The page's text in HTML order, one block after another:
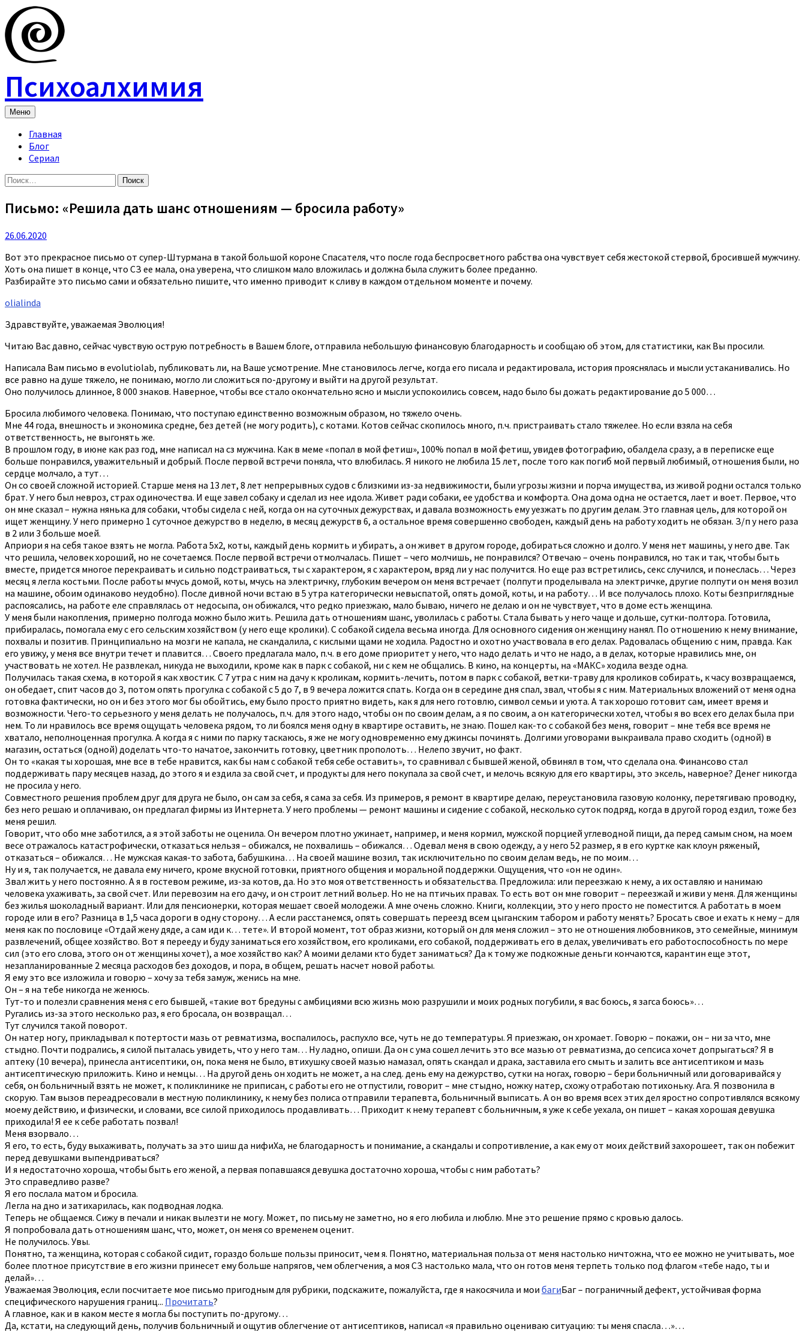
Skip
to
content
Психоалхимия
Меню
Главная
Блог
Сериал
Найти:
Письмо: «Решила дать шанс отношениям — бросила работу»
26.06.2020
Вот это прекрасное письмо от супер-Штурмана в такой большой короне Спасателя, что после года беспросветного рабства она чувствует себя жестокой стервой, бросившей мужчину.
Хоть она пишет в конце, что СЗ ее мала, она уверена, что слишком мало вложилась и должна была служить более преданно.
Разбирайте это письмо сами и обязательно пишите, что именно приводит к сливу в каждом отдельном моменте и почему.
olialinda
Здравствуйте, уважаемая Эволюция!
Читаю Вас давно, сейчас чувствую острую потребность в Вашем блоге, отправила небольшую финансовую благодарность и сообщаю об этом, для статистики, как Вы просили.
Написала Вам письмо в evolutiolab, публиковать ли, на Ваше усмотрение. Мне становилось легче, когда его писала и редактировала, история прояснялась и мысли устаканивались. Но
все равно на душе тяжело, не понимаю, могло ли сложиться по-другому и выйти на другой результат.
Оно получилось длинное, 8 000 знаков. Наверное, чтобы все стало окончательно ясно и мысли успокоились совсем, надо было бы дожать редактирование до 5 000…
Бросила любимого человека. Понимаю, что поступаю единственно возможным образом, но тяжело очень.
Мне 44 года, внешность и экономика средне, без детей (не могу родить), с котами. Котов сейчас скопилось много, п.ч. пристраивать стало тяжелее. Но если взяла на себя
ответственность, не выгонять же.
В прошлом году, в июне как раз год, мне написал на сз мужчина. Как в меме «попал в мой фетиш», 100% попал в мой фетиш, увидев фотографию, обалдела сразу, а в переписке еще
больше понравился, уважительный и добрый. После первой встречи поняла, что влюбилась. Я никого не любила 15 лет, после того как погиб мой первый любимый, отношения были, но
сердце молчало, а тут…
Он со своей сложной историей. Старше меня на 13 лет, 8 лет непрерывных судов с близкими из-за недвижимости, были угрозы жизни и порча имущества, из живой родни остался только
брат. У него был невроз, страх одиночества. И еще завел собаку и сделал из нее идола. Живет ради собаки, ее удобства и комфорта. Она дома одна не остается, лает и воет. Первое, что
он мне сказал – нужна нянька для собаки, чтобы сидела с ней, когда он на суточных дежурствах, и давала возможность ему уезжать по другим делам. Это главная цель, для которой он
ищет женщину. У него примерно 1 суточное дежурство в неделю, в месяц дежурств 6, а остальное время совершенно свободен, каждый день на работу ходить не обязан. З/п у него раза
в 2 или 3 больше моей.
Априори я на себя такое взять не могла. Работа 5х2, коты, каждый день кормить и убирать, а он живет в другом городе, добираться сложно и долго. У меня нет машины, у него две. Так
что решила, человек хороший, но не сочетаемся. После первой встречи отмолчалась. Пишет – чего молчишь, не понравился? Отвечаю – очень понравился, но так и так, чтобы быть
вместе, придется многое перекраивать и сильно подстраиваться, ты с характером, я с характером, вряд ли у нас получится. Но еще раз встретились, секс случился, и понеслась… Через
месяц я легла костьми. После работы мчусь домой, коты, мчусь на электричку, глубоким вечером он меня встречает (полпути проделывала на электричке, другие полпути он меня возил
на машине, обоим одинаково неудобно). После дивной ночи встаю в 5 утра категорически невыспатой, опять домой, коты, и на работу… И все получалось плохо. Коты безприглядные
распоясались, на работе еле справлялась от недосыпа, он обижался, что редко приезжаю, мало бываю, ничего не делаю и он не чувствует, что в доме есть женщина.
У меня были накопления, примерно полгода можно было жить. Решила дать отношениям шанс, уволилась с работы. Стала бывать у него чаще и дольше, сутки-полтора. Готовила,
прибиралась, помогала ему с его сельским хозяйством (у него еще кролики). С собакой сидела весьма иногда. Для основного сидения он женщину нанял. По отношению к нему внимание,
похвалы и позитив. Принципиально на мозги не капала, не скандалила, с кислыми щами не ходила. Радостно и охотно участвовала в его делах. Радовалась общению с ним, правда. Как
его увижу, у меня все внутри течет и плавится… Своего предлагала мало, п.ч. в его доме приоритет у него, что надо делать и что не надо, а в делах, которые нравились мне, он
участвовать не хотел. Не развлекал, никуда не выходили, кроме как в парк с собакой, ни с кем не общались. В кино, на концерты, на «МАКС» ходила везде одна.
Получилась такая схема, в которой я как хвостик. С 7 утра с ним на дачу к кроликам, кормить-лечить, потом в парк с собакой, ветки-траву для кроликов собирать, к часу возвращаемся,
он обедает, спит часов до 3, потом опять прогулка с собакой с 5 до 7, в 9 вечера ложится спать. Когда он в середине дня спал, звал, чтобы я с ним. Материальных вложений от меня одна
готовка фактически, но он и без этого мог бы обойтись, ему было просто приятно видеть, как я для него готовлю, символ семьи и уюта. А так хорошо готовит сам, имеет время и
возможности. Чего-то серьезного у меня делать не получалось, п.ч. для этого надо, чтобы он по своим делам, а я по своим, а он категорически хотел, чтобы я во всех его делах была при
нем. То ли нравилось все время ощущать человека рядом, то ли боялся меня одну в квартире оставить, не знаю. Пошел как-то с собакой без меня, говорит – мне тебя все время не
хватало, неполноценная прогулка. А когда я с ними по парку таскаюсь, я же не могу одновременно ему джинсы починять. Долгими уговорами выкраивала право сходить (одной) в
магазин, остаться (одной) доделать что-то начатое, закончить готовку, цветник прополоть… Нелепо звучит, но факт.
Он то «какая ты хорошая, мне все в тебе нравится, как бы нам с собакой тебя себе оставить», то сравнивал с бывшей женой, обвинял в том, что сделала она. Финансово стал
поддерживать пару месяцев назад, до этого я и ездила за свой счет, и продукты для него покупала за свой счет, и мелочь всякую для его квартиры, это эксель, наверное? Денег никогда
не просила у него.
Совместного решения проблем друг для друга не было, он сам за себя, я сама за себя. Из примеров, я ремонт в квартире делаю, переустановила газовую колонку, перетягиваю проводку,
без него решаю и оплачиваю, он предлагал фирмы из Интернета. У него проблемы — ремонт машины и сидение с собакой, несколько суток подряд, когда в другой город ездил, тоже без
меня решил.
Говорит, что обо мне заботился, а я этой заботы не оценила. Он вечером плотно ужинает, например, и меня кормил, мужской порцией углеводной пищи, да перед самым сном, на моем
весе отражалось катастрофически, отказаться нельзя – обижался, не похвалишь – обижался… Одевал меня в свою одежду, а у него 52 размер, я в его куртке как клоун ряженый,
отказаться – обижался… Не мужская какая-то забота, бабушкина… На своей машине возил, так исключительно по своим делам ведь, не по моим…
Ну и я, так получается, не давала ему ничего, кроме вкусной готовки, приятного общения и моральной поддержки. Ощущения, что «он не один».
Звал жить у него постоянно. А я в гостевом режиме, из-за котов, да. Но это моя ответственность и обязательства. Предложила: или переезжаю к нему, а их оставляю и нанимаю
человека ухаживать, за свой счет. Или перевозим на его дачу, и он строит летний вольер. Но не на птичьих правах. То есть вот он мне говорит – переезжай и живи у меня. Для женщины
без жилья шоколадный вариант. Или для пенсионерки, которая мешает своей молодежи. А мне очень сложно. Книги, коллекции, это у него просто не поместится. А работать в моем
городе или в его? Разница в 1,5 часа дороги в одну сторону… А если расстанемся, опять совершать переезд всем цыганским табором и работу менять? Бросать свое и ехать к нему – для
меня как по пословице «Отдай жену дяде, а сам иди к… тете». И второй момент, тот образ жизни, который он для меня сложил – это не отношения любовников, это семейные, минимум
развлечений, общее хозяйство. Вот я перееду и буду заниматься его хозяйством, его кроликами, его собакой, поддерживать его в делах, увеличивать его работоспособность по мере
сил (это его слова, этого он от женщины хочет), а мое хозяйство как? А моими делами кто будет заниматься? Да к тому же подкожные деньги кончаются, карантин еще этот,
незапланированные 2 месяца расходов без доходов, и пора, в общем, решать насчет новой работы.
Я ему это все изложила и говорю – хочу за тебя замуж, женись на мне.
Он – я на тебе никогда не женюсь.
Тут-то и полезли сравнения меня с его бывшей, «такие вот бредуны с амбициями всю жизнь мою разрушили и моих родных погубили, я вас боюсь, я загса боюсь»…
Ругались из-за этого несколько раз, я его бросала, он возвращал…
Тут случился такой поворот.
Он натер ногу, прикладывал к потертости мазь от ревматизма, воспалилось, распухло все, чуть не до температуры. Я приезжаю, он хромает. Говорю – покажи, он – ни за что, мне
стыдно. Почти подрались, я силой пыталась увидеть, что у него там… Ну ладно, опиши. Да он с ума сошел лечить это все мазью от ревматизма, до сепсиса хочет допрыгаться? Я в
аптеку (10 вечера), принесла антисептики, он, пока меня не было, втихушку своей мазью намазал, опять скандал и драка, заставила его смыть и залить все антисептиком и мазь
антисептическую приложить. Кино и немцы… На другой день он ходить не может, а на след. день ему на дежурство, сутки на ногах, говорю – бери больничный или договаривайся у
себя, он больничный взять не может, к поликлинике не приписан, с работы его не отпустили, говорит – мне стыдно, ножку натер, схожу отработаю потихоньку. Ага. Я позвонила в
скорую. Там вызов переадресовали в местную поликлинику, к нему без полиса отправили терапевта, больничный выписать. А он во время всех этих дел яростно сопротивлялся всякому
моему действию, и физически, и словами, все силой приходилось продавливать… Приходит к нему терапевт с больничным, я уже к себе уехала, он пишет – какая хорошая девушка
приходила! Я ее к себе работать позвал!
Меня взорвало…
Я его, то есть, буду выхаживать, получать за это шиш да нифиХа, не благодарность и понимание, а скандалы и сопротивление, а как ему от моих действий захорошеет, так он побежит
перед девушками выпендриваться?
И я недостаточно хороша, чтобы быть его женой, а первая попавшаяся девушка достаточно хороша, чтобы с ним работать?
Это справедливо разве?
Я его послала матом и бросила.
Легла на дно и затихарилась, как подводная лодка.
Теперь не общаемся. Сижу в печали и никак вылезти не могу. Может, по письму не заметно, но я его любила и люблю. Мне это решение прямо с кровью далось.
Я попробовала дать отношениям шанс, что, может, он меня со временем оценит.
Не получилось. Увы.
Понятно, та женщина, которая с собакой сидит, гораздо больше пользы приносит, чем я. Понятно, материальная польза от меня настолько ничтожна, что ее можно не учитывать, мое
более плотное присутствие в его жизни принесет ему больше напрягов, чем облегчения, а моя СЗ настолько мала, что он готов меня терпеть только под флагом «тебе надо, ты и
делай»…
Уважаемая Эволюция, если посчитаете мое письмо пригодным для рубрики, подскажите, пожалуйста, где я накосячила и мои багиБаг – пограничный дефект, устойчивая форма
специфического нарушения границ... Прочитать?
А главное, как и в каком месте я могла бы поступить по-другому…
Да, кстати, на следующий день, получив больничный и ощутив облегчение от антисептиков, написал «я правильно оцениваю ситуацию: ты меня спасла…»…